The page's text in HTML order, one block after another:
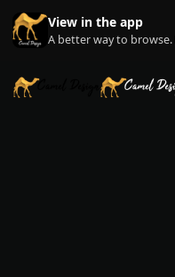
Aller au contenu
View in the app
A better way to browse.